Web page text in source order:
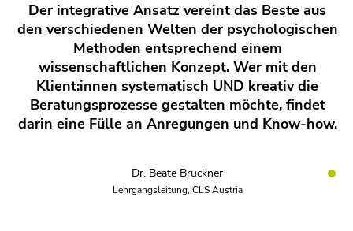
Der integrative Ansatz vereint das Beste aus
den verschiedenen Welten der psychologischen
Methoden entsprechend einem
wissenschaftlichen Konzept. Wer mit den
Klient:innen systematisch UND kreativ die
Beratungsprozesse gestalten möchte, findet
darin eine Fülle an Anregungen und Know-how.
Dr. Beate Bruckner
Lehrgangsleitung, CLS Austria